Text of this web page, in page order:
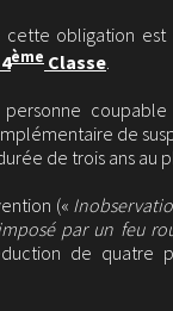
obligation est
ème Classe.
de
de trois ans au
(«
par un feu
de quatre